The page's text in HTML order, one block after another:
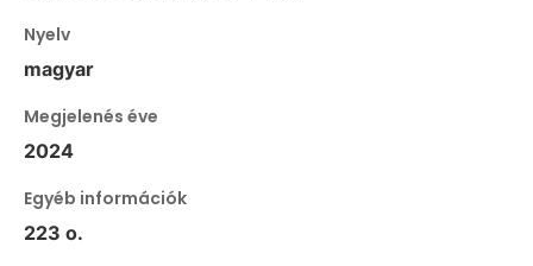
Nyelv
magyar
Megjelenés éve
2024
Egyéb információk
223 o.